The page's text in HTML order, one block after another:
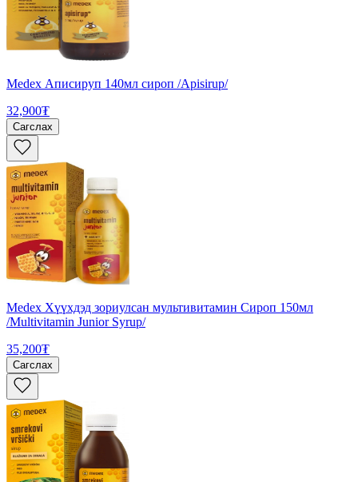
Medex Аписируп 140мл сироп /Apisirup/
32,900₮
Сагслах
Medex Хүүхдэд зориулсан мультивитамин Сироп 150мл
/Multivitamin Junior Syrup/
35,200₮
Сагслах